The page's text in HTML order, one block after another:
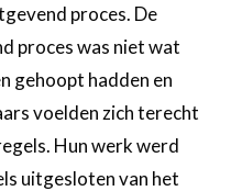
proces. De
proces was niet wat
gehoopt hadden en
voelden zich terecht
Hun werk werd
uitgesloten van het